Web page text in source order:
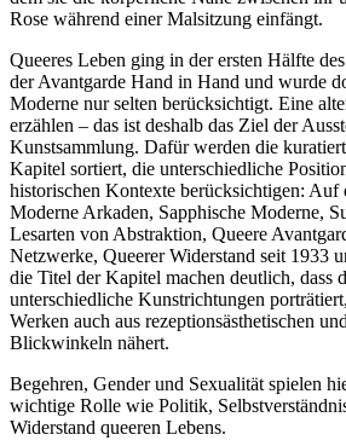
Rose während einer Malsitzung einfängt.
Queeres Leben ging in der ersten Hälfte
der Avantgarde Hand in Hand und wurde
Moderne nur selten berücksichtigt. Eine
erzählen – das ist deshalb das Ziel der
Kunstsammlung. Dafür werden die
Kapitel sortiert, die unterschiedliche
historischen Kontexte berücksichtigen: Auf
Moderne Arkaden, Sapphische Moderne,
Lesarten von Abstraktion, Queere
Netzwerke, Queerer Widerstand seit 1933
die Titel der Kapitel machen deutlich, dass
unterschiedliche Kunstrichtungen
Werken auch aus rezeptionsästhetischen
Blickwinkeln nähert.
Begehren, Gender und Sexualität spielen
wichtige Rolle wie Politik,
Widerstand queeren Lebens.